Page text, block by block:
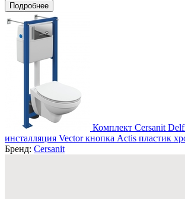
Подробнее
Комплект Cersanit
инсталляция Vector кнопка Actis пластик
Бренд: Cersanit